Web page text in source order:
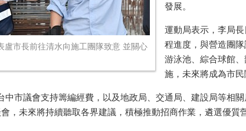
盧市長前往清水向施工團隊致意 並關心
發展。
運動局表示，李局
程進度，與營造團
游泳池、綜合球館
施，未來將成為市民
中市議會支持籌編經費，以及地政局、交通局、建設局等相
，未來將持續聽取各界建議，積極推動招商作業，遴選優